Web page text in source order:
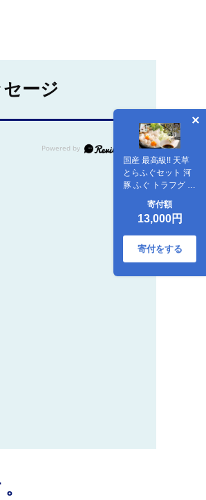
国産 最高級!! 天草
とらふぐセット 河
豚 ふぐ トラフグ 刺
身 刺し身 さしみ 魚
お魚 さかな 魚介
寄付額
13,000円
寄付をする
ージ